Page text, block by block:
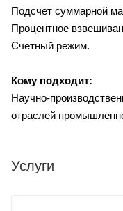
Подсчет суммарной
Процентное
Счетный режим.
Кому подходит:
Научно-
отраслей
Услуги